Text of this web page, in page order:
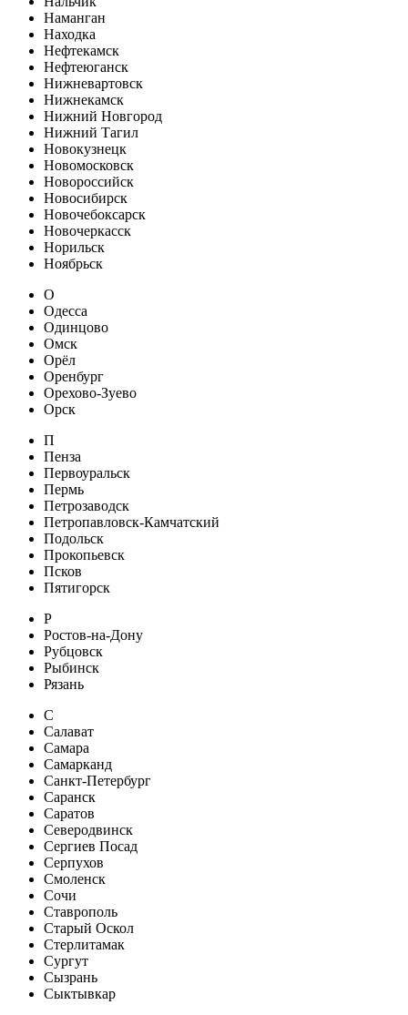
Наманган
Находка
Нефтекамск
Нефтеюганск
Нижневартовск
Нижнекамск
Нижний Новгород
Нижний Тагил
Новокузнецк
Новомосковск
Новороссийск
Новосибирск
Новочебоксарск
Новочеркасск
Норильск
Ноябрьск
О
Одесса
Одинцово
Омск
Орёл
Оренбург
Орехово-Зуево
Орск
П
Пенза
Первоуральск
Пермь
Петрозаводск
Петропавловск-Камчатский
Подольск
Прокопьевск
Псков
Пятигорск
Р
Ростов-на-Дону
Рубцовск
Рыбинск
Рязань
С
Салават
Самара
Самарканд
Санкт-Петербург
Саранск
Саратов
Северодвинск
Сергиев Посад
Серпухов
Смоленск
Сочи
Ставрополь
Старый Оскол
Стерлитамак
Сургут
Сызрань
Сыктывкар